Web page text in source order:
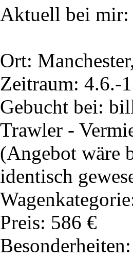
Aktuell bei mir:
Ort:
Zeitraum: 4.6.-
Gebucht bei:
Trawler -
(Angebot wäre
identisch
Preis: 586 €